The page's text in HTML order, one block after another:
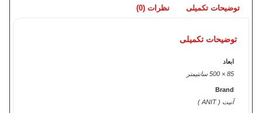
توضیحات تکمیلی نظرات (0)
توضیحات تکمیلی
ابعاد
85 × 500 سانتیمتر
Brand
آنیت ( ANIT )